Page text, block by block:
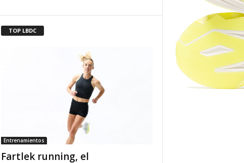
TOP LBDC
Entrenamientos
Fartlek running, el